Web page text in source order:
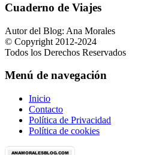
Cuaderno de Viajes
Autor del Blog: Ana Morales
© Copyright 2012-2024
Todos los Derechos Reservados
Menú de navegación
Inicio
Contacto
Política de Privacidad
Política de cookies